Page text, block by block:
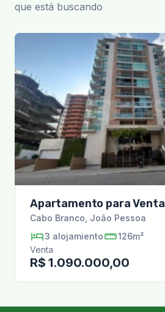
que está buscando
Apartamento para Venta
Cabo Branco João Pessoa
3 alojamiento
126m²
Venta
R$ 1.090.000,00